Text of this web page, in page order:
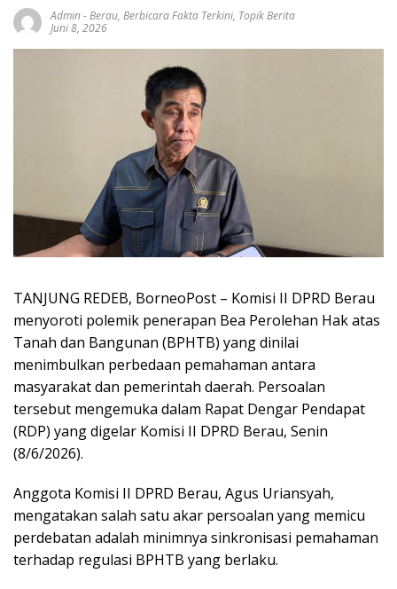
Admin-Berau, Berbicara Fakta Terkini, Topik Berita
Juni 8, 2026
TANJUNG REDEB, BorneoPost – Komisi II DPRD Berau
menyoroti polemik penerapan Bea Perolehan Hak atas
Tanah dan Bangunan (BPHTB) yang dinilai
menimbulkan perbedaan pemahaman antara
masyarakat dan pemerintah daerah. Persoalan
tersebut mengemuka dalam Rapat Dengar Pendapat
(RDP) yang digelar Komisi II DPRD Berau, Senin
(8/6/2026).
Anggota Komisi II DPRD Berau, Agus Uriansyah,
mengatakan salah satu akar persoalan yang memicu
perdebatan adalah minimnya sinkronisasi pemahaman
terhadap regulasi BPHTB yang berlaku.